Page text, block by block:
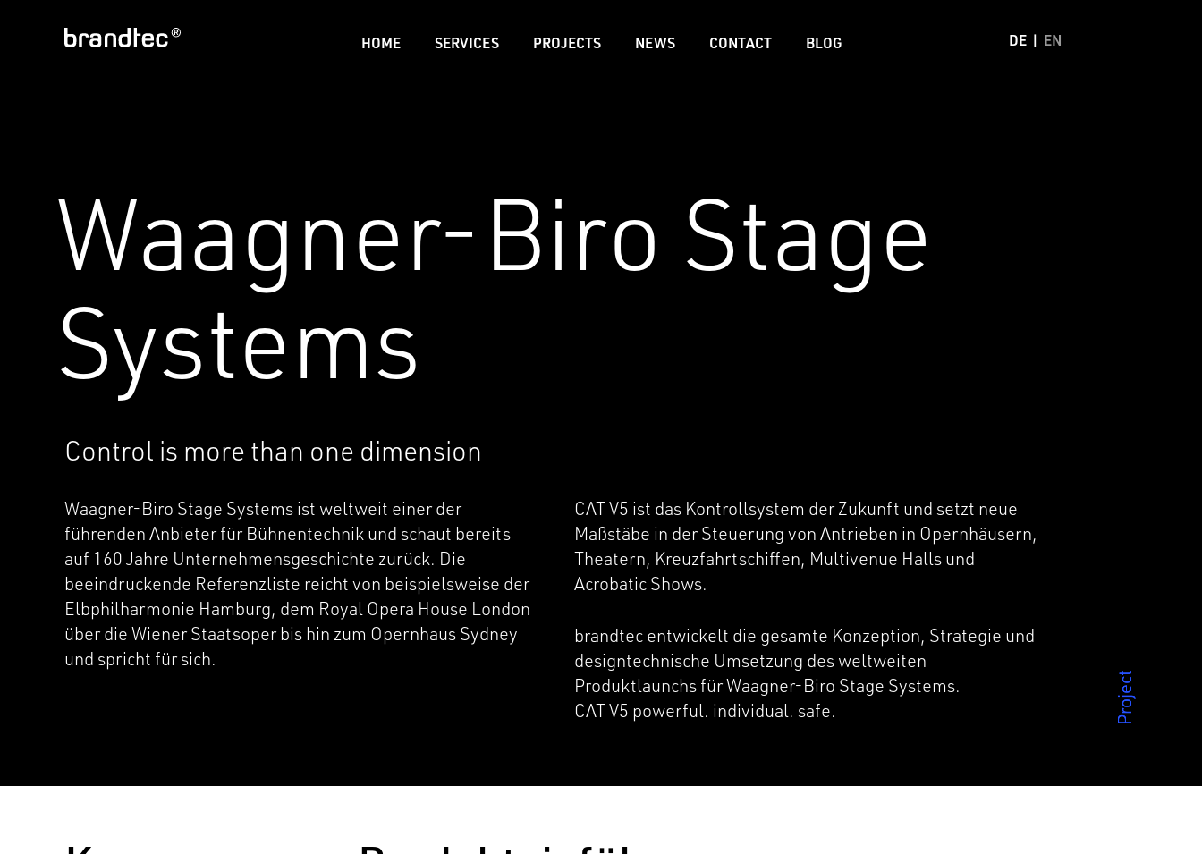
HOME SERVICES PROJECTS NEWS CONTACT BLOG DE EN
Waagner-Biro Stage
Systems
Control is more than one dimension
Waagner-Biro Stage Systems ist weltweit einer der
führenden Anbieter für Bühnentechnik und schaut bereits
auf 160 Jahre Unternehmensgeschichte zurück. Die
beeindruckende Referenzliste reicht von beispielsweise der
Elbphilharmonie Hamburg, dem Royal Opera House London
über die Wiener Staatsoper bis hin zum Opernhaus Sydney
und spricht für sich.
CAT V5 ist das Kontrollsystem der Zukunft und setzt neue
Maßstäbe in der Steuerung von Antrieben in Opernhäusern,
Theatern, Kreuzfahrtschiffen, Multivenue Halls und
Acrobatic Shows.
brandtec entwickelt die gesamte Konzeption, Strategie und
designtechnische Umsetzung des weltweiten
Produktlaunchs für Waagner-Biro Stage Systems.
CAT V5 powerful. individual. safe.